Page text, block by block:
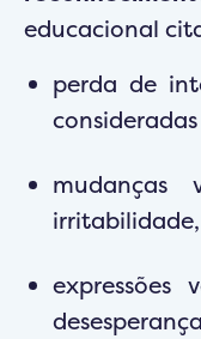
educacional
perda de
mudanças
expressões